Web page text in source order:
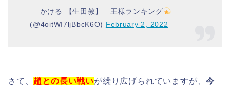
— かける 【生田教】 王様ランキング
(@4oitWI7ljBbcK6O) February 2, 2022
さて、 趙との長い戦いが繰り広げられていますが、今